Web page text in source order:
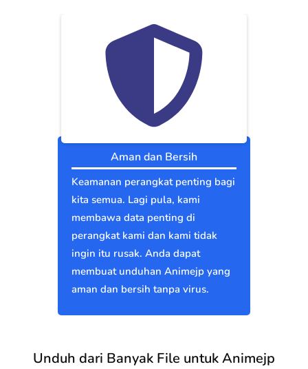
Aman dan Bersih
Keamanan perangkat penting bagi
kita semua. Lagi pula, kami
membawa data penting di
perangkat kami dan kami tidak
ingin itu rusak. Anda dapat
membuat unduhan Animejp yang
aman dan bersih tanpa virus.
Unduh dari Banyak File untuk Animejp